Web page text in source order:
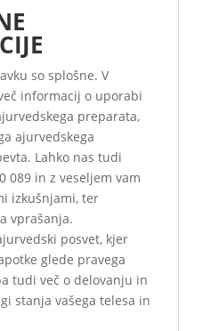
so splošne. V
informacij o uporabi
preparata,
ajurvedskega
Lahko nas tudi
089 in z veseljem vam
izkušnjami, ter
vprašanja.
posvet, kjer
glede pravega
tudi več o delovanju in
stanja vašega telesa in